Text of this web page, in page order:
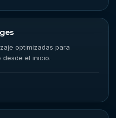
optimizadas para
desde el inicio.